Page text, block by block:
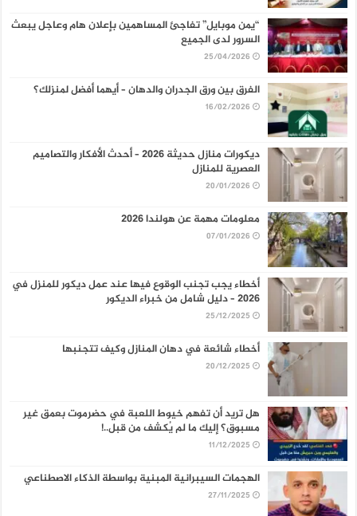
“يمن موبايل” تفاجئ المساهمين بإعلان هام وعاجل يبعث
السرور لدى الجميع
25/04/2026
الفرق بين ورق الجدران والدهان – أيهما أفضل لمنزلك؟
16/02/2026
ديكورات منازل حديثة 2026 – أحدث الأفكار والتصاميم
العصرية للمنازل
20/01/2026
معلومات مهمة عن هولندا 2026
07/01/2026
أخطاء يجب تجنب الوقوع فيها عند عمل ديكور للمنزل في
2026 – دليل شامل من خبراء الديكور
25/12/2025
أخطاء شائعة في دهان المنازل وكيف تتجنبها
20/12/2025
هل تريد أن تفهم خيوط اللعبة في حضرموت بعمق غير
مسبوق؟ إليك ما لم يُكشف من قبل..!
11/12/2025
الهجمات السيبرانية المبنية بواسطة الذكاء الاصطناعي
27/11/2025